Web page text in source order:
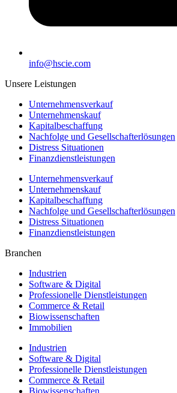
info@hscie.com
Unsere Leistungen
Unternehmensverkauf
Unternehmenskauf
Kapitalbeschaffung
Nachfolge und Gesellschafterlösungen
Distress Situationen
Finanzdienstleistungen
Unternehmensverkauf
Unternehmenskauf
Kapitalbeschaffung
Nachfolge und Gesellschafterlösungen
Distress Situationen
Finanzdienstleistungen
Branchen
Industrien
Software & Digital
Professionelle Dienstleistungen
Commerce & Retail
Biowissenschaften
Immobilien
Industrien
Software & Digital
Professionelle Dienstleistungen
Commerce & Retail
Biowissenschaften